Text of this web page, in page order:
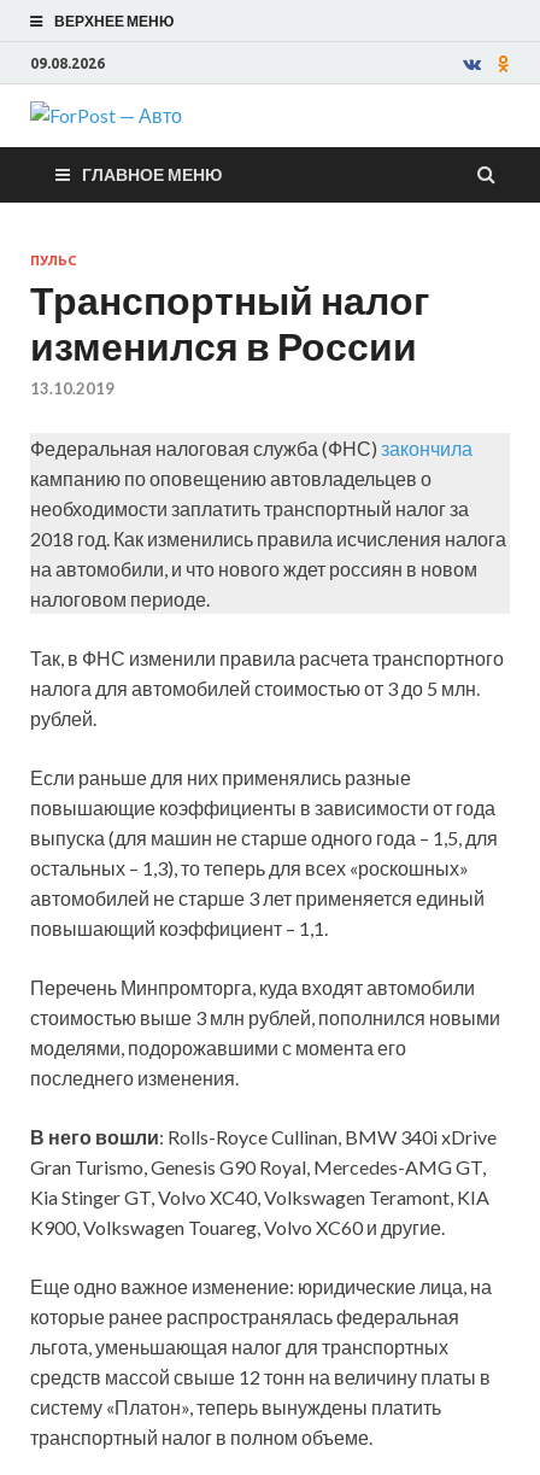
ВЕРХНЕЕ МЕНЮ
09.08.2026
ForPost —
Авто
ГЛАВНОЕ МЕНЮ
ПУЛЬС
Транспортный налог
изменился в России
13.10.2019
Федеральная налоговая служба (ФНС) закончила
кампанию по оповещению автовладельцев о
необходимости заплатить транспортный налог за
2018 год. Как изменились правила исчисления налога
на автомобили, и что нового ждет россиян в новом
налоговом периоде.
Так, в ФНС изменили правила расчета транспортного
налога для автомобилей стоимостью от 3 до 5 млн.
рублей.
Если раньше для них применялись разные
повышающие коэффициенты в зависимости от года
выпуска (для машин не старше одного года – 1,5, для
остальных – 1,3), то теперь для всех «роскошных»
автомобилей не старше 3 лет применяется единый
повышающий коэффициент – 1,1.
Перечень Минпромторга, куда входят автомобили
стоимостью выше 3 млн рублей, пополнился новыми
моделями, подорожавшими с момента его
последнего изменения.
В него вошли: Rolls-Royce Cullinan, BMW 340i xDrive
Gran Turismo, Genesis G90 Royal, Mercedes-AMG GT,
Kia Stinger GT, Volvo XC40, Volkswagen Teramont, KIA
K900, Volkswagen Touareg, Volvo XC60 и другие.
Еще одно важное изменение: юридические лица, на
которые ранее распространялась федеральная
льгота, уменьшающая налог для транспортных
средств массой свыше 12 тонн на величину платы в
систему «Платон», теперь вынуждены платить
транспортный налог в полном объеме.